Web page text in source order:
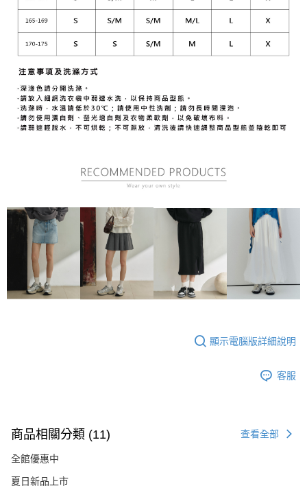
顯示電腦版詳細說明
客服
商品相關分類 (11) 查看全部
全館優惠中
夏日新品上市